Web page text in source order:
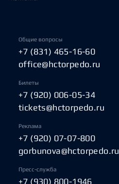
Общие вопросы
+7 (831) 465-16-60
office@hctorpedo.ru
Билеты
+7 (920) 006-05-34
tickets@hctorpedo.ru
Реклама
+7 (920) 07-07-800
gorbunova@hctorpedo.ru
Пресс-служба
+7 (930) 800-1946